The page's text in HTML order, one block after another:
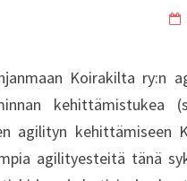
Koirakilta ry:n
kehittämistukea
agilityn kehittämiseen
agilityesteitä tänä